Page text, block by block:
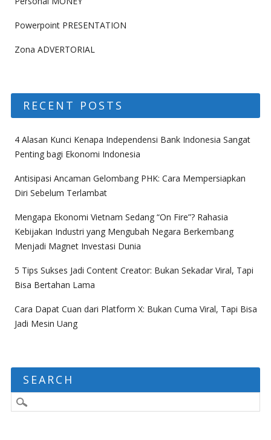
Powerpoint PRESENTATION
Zona ADVERTORIAL
RECENT POSTS
4 Alasan Kunci Kenapa Independensi Bank Indonesia Sangat
Penting bagi Ekonomi Indonesia
Antisipasi Ancaman Gelombang PHK: Cara Mempersiapkan
Diri Sebelum Terlambat
Mengapa Ekonomi Vietnam Sedang “On Fire”? Rahasia
Kebijakan Industri yang Mengubah Negara Berkembang
Menjadi Magnet Investasi Dunia
5 Tips Sukses Jadi Content Creator: Bukan Sekadar Viral, Tapi
Bisa Bertahan Lama
Cara Dapat Cuan dari Platform X: Bukan Cuma Viral, Tapi Bisa
Jadi Mesin Uang
SEARCH